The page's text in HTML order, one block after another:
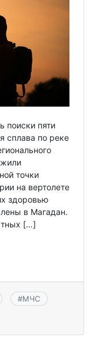
поиски пяти
сплава по реке
точки
на вертолете
здоровью
в Магадан.
[…]
#МЧС